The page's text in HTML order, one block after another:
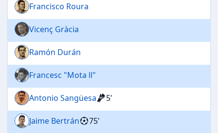
Francisco Roura
Vicenç Gràcia
Ramón Durán
Francesc "Mota ll"
Antonio Sangüesa 5'
Jaime Bertrán 75'